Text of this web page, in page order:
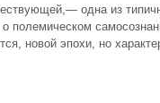
одна из
полемическом
новой эпохи, но